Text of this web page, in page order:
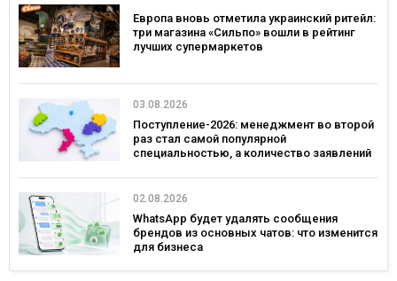
Европа вновь отметила украинский ритейл:
три магазина «Сильпо» вошли в рейтинг
лучших супермаркетов
03.08.2026
Поступление-2026: менеджмент во второй
раз стал самой популярной
специальностью, а количество заявлений
02.08.2026
WhatsApp будет удалять сообщения
брендов из основных чатов: что изменится
для бизнеса